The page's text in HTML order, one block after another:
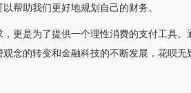
帮助我们更好地规划自己的财务。
更是为了提供一个理性消费的支付工具
念的转变和金融科技的不断发展，花呗